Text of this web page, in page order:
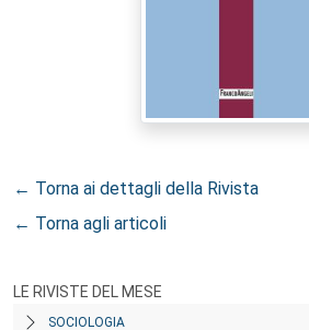
← Torna ai dettagli della Rivista
← Torna agli articoli
LE RIVISTE DEL MESE
SOCIOLOGIA